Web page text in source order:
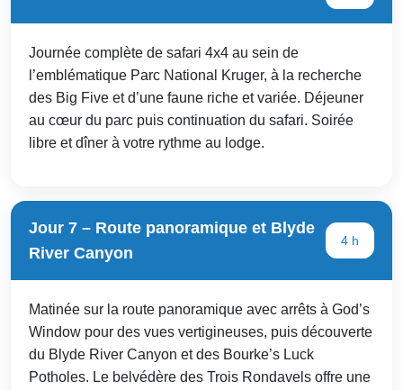
Journée complète de safari 4x4 au sein de
l’emblématique Parc National Kruger, à la recherche
des Big Five et d’une faune riche et variée. Déjeuner
au cœur du parc puis continuation du safari. Soirée
libre et dîner à votre rythme au lodge.
Jour 7 – Route panoramique et Blyde
River Canyon
4 h
Matinée sur la route panoramique avec arrêts à God’s
Window pour des vues vertigineuses, puis découverte
du Blyde River Canyon et des Bourke’s Luck
Potholes. Le belvédère des Trois Rondavels offre une